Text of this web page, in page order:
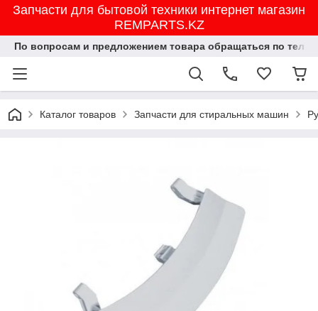
Запчасти для бытовой техники интернет магазин
REMPARTS.KZ
По вопросам и предложением товара обращаться по
Каталог товаров Запчасти для стиральных машин